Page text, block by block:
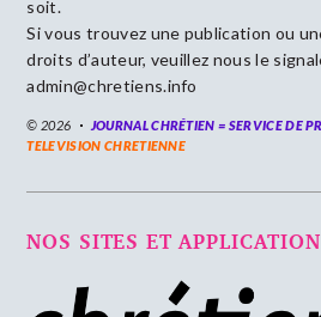
soit.
Si vous trouvez une publication ou
droits d’auteur, veuillez nous le
admin@chretiens.info
© 2026 JOURNAL CHRÉTIEN = SERVICE DE
TELEVISION CHRETIENNE
NOS SITES ET